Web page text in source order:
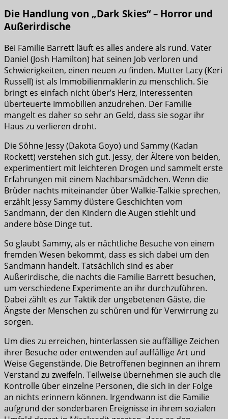
Die Handlung von „Dark Skies“ – Horror und
Außerirdische
Bei Familie Barrett läuft es alles andere als rund. Vater
Daniel (Josh Hamilton) hat seinen Job verloren und
Schwierigkeiten, einen neuen zu finden. Mutter Lacy (Keri
Russell) ist als Immobilienmaklerin zu menschlich. Sie
bringt es einfach nicht über’s Herz, Interessenten
überteuerte Immobilien anzudrehen. Der Familie
mangelt es daher so sehr an Geld, dass sie sogar ihr
Haus zu verlieren droht.
Die Söhne Jessy (Dakota Goyo) und Sammy (Kadan
Rockett) verstehen sich gut. Jessy, der Ältere von beiden,
experimentiert mit leichteren Drogen und sammelt erste
Erfahrungen mit einem Nachbarsmädchen. Wenn die
Brüder nachts miteinander über Walkie-Talkie sprechen,
erzählt Jessy Sammy düstere Geschichten vom
Sandmann, der den Kindern die Augen stiehlt und
andere böse Dinge tut.
So glaubt Sammy, als er nächtliche Besuche von einem
fremden Wesen bekommt, dass es sich dabei um den
Sandmann handelt. Tatsächlich sind es aber
Außerirdische, die nachts die Familie Barrett besuchen,
um verschiedene Experimente an ihr durchzuführen.
Dabei zählt es zur Taktik der ungebetenen Gäste, die
Ängste der Menschen zu schüren und für Verwirrung zu
sorgen.
Um dies zu erreichen, hinterlassen sie auffällige Zeichen
ihrer Besuche oder entwenden auf auffällige Art und
Weise Gegenstände. Die Betroffenen beginnen an ihrem
Verstand zu zweifeln. Teilweise übernehmen sie auch die
Kontrolle über einzelne Personen, die sich in der Folge
an nichts erinnern können. Irgendwann ist die Familie
aufgrund der sonderbaren Ereignisse in ihrem sozialen